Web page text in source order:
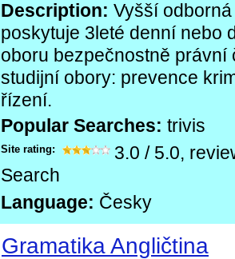
Description: Vyšší
poskytuje 3leté denní nebo
oboru bezpečnostně právní
studijní obory: prevence
řízení.
Popular Searches: trivis
Site rating: 3.0 / 5.0,
Search
Language: Česky
Gramatika Angličtina